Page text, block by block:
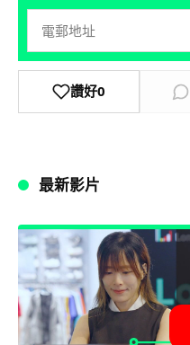
讚好0
最新影片